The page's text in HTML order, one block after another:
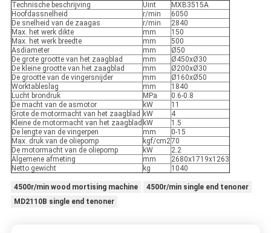
Technische beschrijving Uint
MXB3515A
Hoofdassnelheid
r/min
6050
De snelheid van de zaagas
r/min
2840
Max. het werk dikte
mm
150
Max. het werk breedte
mm
500
Asdiameter
mm
Ø50
De grote grootte van het zaagblad
mm
Ø450xØ30
De kleine grootte van het zaagblad
mm
Ø200xØ30
De grootte van de vingersnijder
mm
Ø160xØ50
Worktableslag
mm
1840
Lucht brondruk
MPa
0.6-0.8
De macht van de asmotor
kW
11
Grote de motormacht van het zaagblad kW
4
Kleine de motormacht van het zaagblad kW
1.5
De lengte van de vingerpen
mm
0-15
Max. druk van de oliepomp
kgf/cm270
De motormacht van de oliepomp
kW
2.2
Algemene afmeting
mm
2680x1719x1263
Netto gewicht
kg 1040
4500r/min wood mortising machine
4500r/min single end tenoner
MD2110B single end tenoner